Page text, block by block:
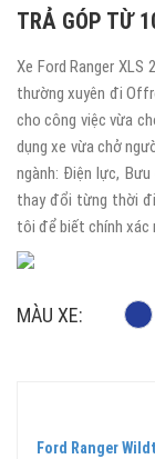
TRẢ GÓP TỪ
Xe Ford Ranger XLS
thường xuyên đi
cho công việc vừa
dụng xe vừa chở
ngành: Điện lực,
thay đổi từng thời
tôi để biết chính xác
MÀU XE:
Ford Ranger